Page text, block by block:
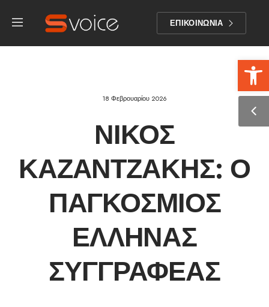
ΕΠΙΚΟΙΝΩΝΙΑ
18 Φεβρουαρίου 2026
ΝΊΚΟΣ
ΚΑΖΑΝΤΖΆΚΗΣ: Ο
ΠΑΓΚΌΣΜΙΟΣ
ΈΛΛΗΝΑΣ
ΣΥΓΓΡΑΦΈΑΣ